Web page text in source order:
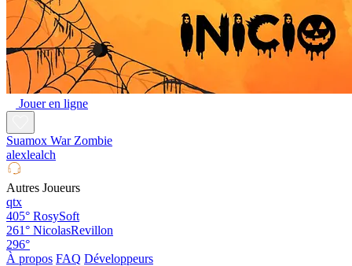
Jouer en ligne
Suamox War Zombie
alexlealch
Autres Joueurs
qtx
405° RosySoft
261° NicolasRevillon
296°
À propos FAQ Développeurs